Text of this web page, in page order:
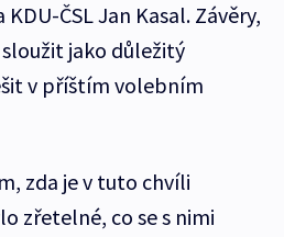
ČSL Jan Kasal. Závěry,
jako důležitý
v příštím volebním
zda je v tuto chvíli
zřetelné, co se s nimi